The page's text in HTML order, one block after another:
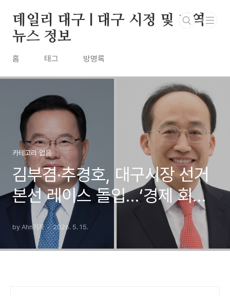
데일리 대구 | 대구 시정 및 지역
뉴스 정보
홈 태그 방명록
카테고리 없음
김부겸·추경호, 대구시장 선거
본선 레이스 돌입…‘경제 회복’
놓고 정면승부
by Ahn기자 2026. 5. 15.